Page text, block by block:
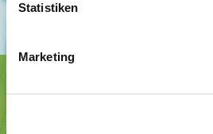
Statistiken
Marketing
Tersteegenstr. 9 · 40474 Düsseldorf